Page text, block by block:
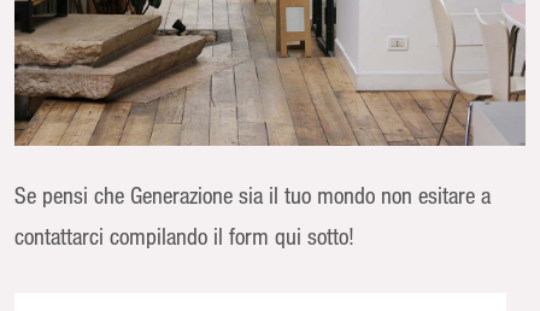
Se pensi che Generazione sia il tuo mondo non esitare a
contattarci compilando il form qui sotto!